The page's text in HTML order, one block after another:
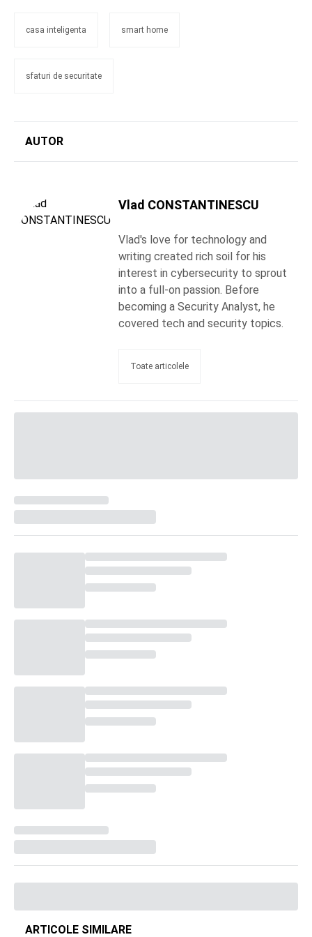
casa inteligenta smart home
sfaturi de securitate
AUTOR
Vlad CONSTANTINESCU
Vlad's love for technology and
writing created rich soil for his
interest in cybersecurity to sprout
into a full-on passion. Before
becoming a Security Analyst, he
covered tech and security topics.
Toate articolele
ARTICOLE SIMILARE